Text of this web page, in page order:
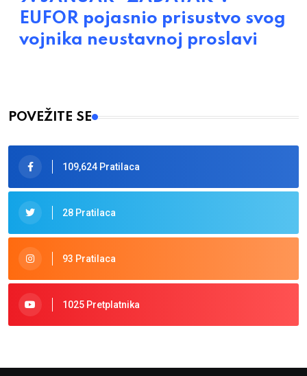
EUFOR pojasnio prisustvo svog
vojnika neustavnoj proslavi
POVEŽITE SE
109,624 Pratilaca
28 Pratilaca
93 Pratilaca
1025 Pretplatnika